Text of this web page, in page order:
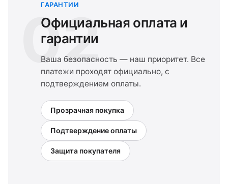
02
ГАРАНТИИ
Официальная оплата и
гарантии
Ваша безопасность — наш приоритет. Все
платежи проходят официально, с
подтверждением оплаты.
Прозрачная покупка
Подтверждение оплаты
Защита покупателя